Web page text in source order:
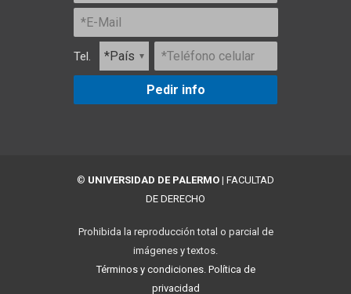
Tel.
Pedir info
© UNIVERSIDAD DE PALERMO | FACULTAD
DE DERECHO
Prohibida la reproducción total o parcial de
imágenes y textos.
Términos y condiciones. Política de
privacidad